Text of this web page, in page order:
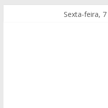
Sexta-feira,